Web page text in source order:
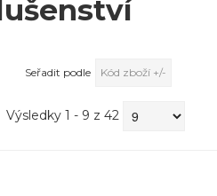
Seřadit podle Kód zboží +/-
Výsledky 1 - 9 z 42